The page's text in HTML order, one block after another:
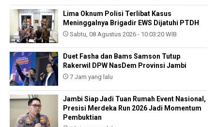
Lima Oknum Polisi Terlibat Kasus
Meninggalnya Brigadir EWS Dijatuhi PTDH
Sabtu, 08 Agustus 2026 - 10:03:20 WIB
Duet Fasha dan Bams Samson Tutup
Rakerwil DPW NasDem Provinsi Jambi
7 Jam yang lalu
Jambi Siap Jadi Tuan Rumah Event Nasional,
Presisi Merdeka Run 2026 Jadi Momentum
Pembuktian